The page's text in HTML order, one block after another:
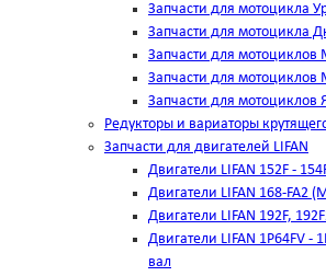
Запчасти для мотоцикла
Запчасти для мотоцикла
Запчасти для мотоциклов
Запчасти для мотоциклов
Запчасти для мотоциклов
Редукторы и вариаторы
Запчасти для двигателей LIFAN
Двигатели LIFAN 152F -
Двигатели LIFAN 168-FA2
Двигатели LIFAN 192F,
Двигатели LIFAN 1Р64FV -
вал